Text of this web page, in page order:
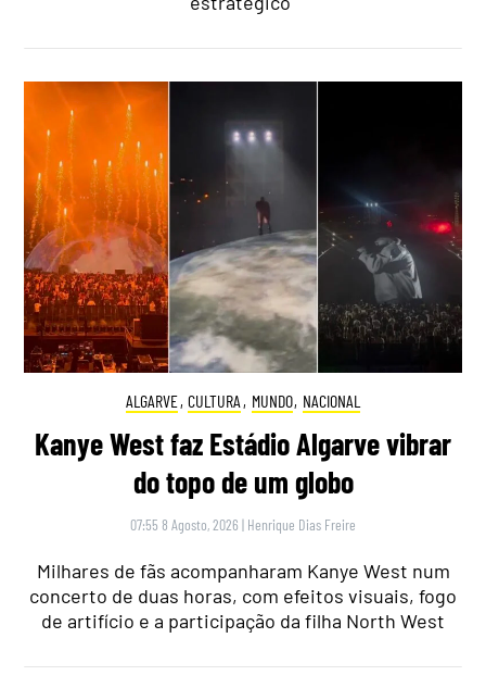
ALGARVE, CULTURA , MUNDO, NACIONAL
Kanye West faz Estádio Algarve vibrar
do topo de um globo
07:55 8 Agosto, 2026 | Henrique Dias Freire
Milhares de fãs acompanharam Kanye West num
concerto de duas horas, com efeitos visuais, fogo
de artifício e a participação da filha North West